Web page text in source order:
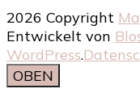
2026 Copyright
Entwickelt von
WordPress.
OBEN